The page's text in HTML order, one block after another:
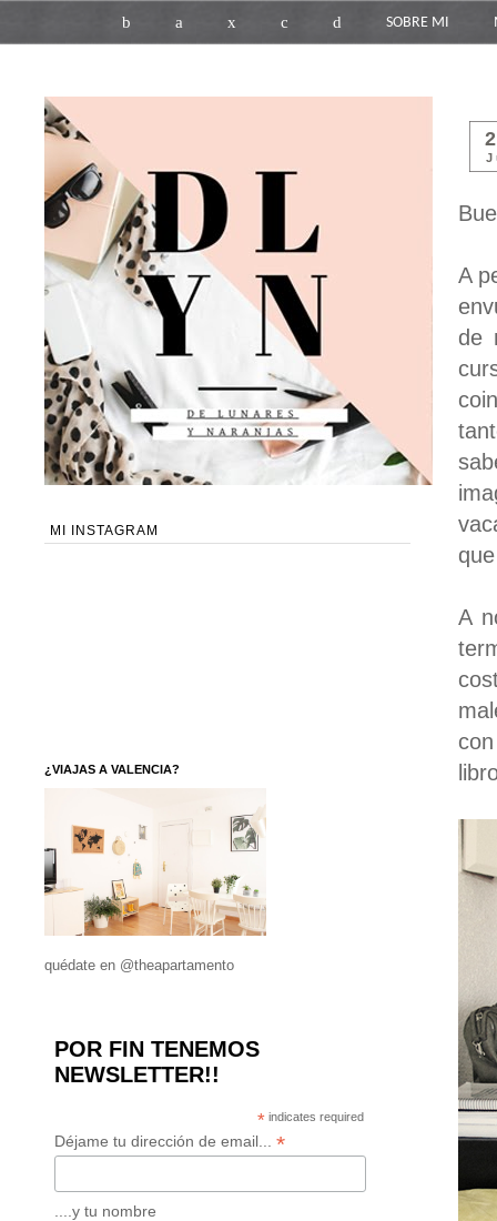
b a x c d SOBRE MI
A
de
A
MI INSTAGRAM
¿VIAJAS A VALENCIA?
quédate en @theapartamento
POR FIN TENEMOS
NEWSLETTER!!
* indicates required
Déjame tu dirección de email... *
....y tu nombre